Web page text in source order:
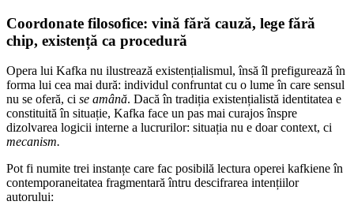
Coordonate filosofice: vină fără cauză, lege fără
chip, existență ca procedură
Opera lui Kafka nu ilustrează existențialismul, însă îl prefigurează în
forma lui cea mai dură: individul confruntat cu o lume în care sensul
nu se oferă, ci se amână. Dacă în tradiția existențialistă identitatea e
constituită în situație, Kafka face un pas mai curajos înspre
dizolvarea logicii interne a lucrurilor: situația nu e doar context, ci
mecanism.
Pot fi numite trei instanțe care fac posibilă lectura operei kafkiene în
contemporaneitatea fragmentară întru descifrarea intențiilor
autorului: